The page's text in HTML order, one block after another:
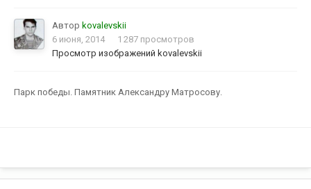
Автор kovalevskii
6 июня, 2014
1 287 просмотров
Просмотр изображений kovalevskii
Парк победы. Памятник Александру Матросову.